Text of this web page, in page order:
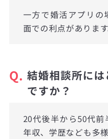
一方で婚活アプリの
面での利点があります
Q. 結婚相談所に
ですか？
20代後半から50代
年収、学歴なども多